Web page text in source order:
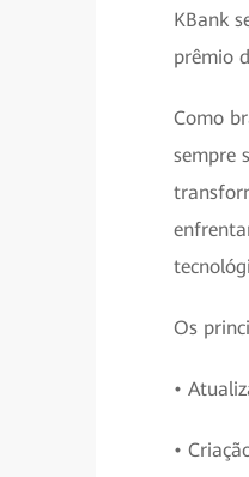
KBank
prêmio
Como
sempre
Os
•
•